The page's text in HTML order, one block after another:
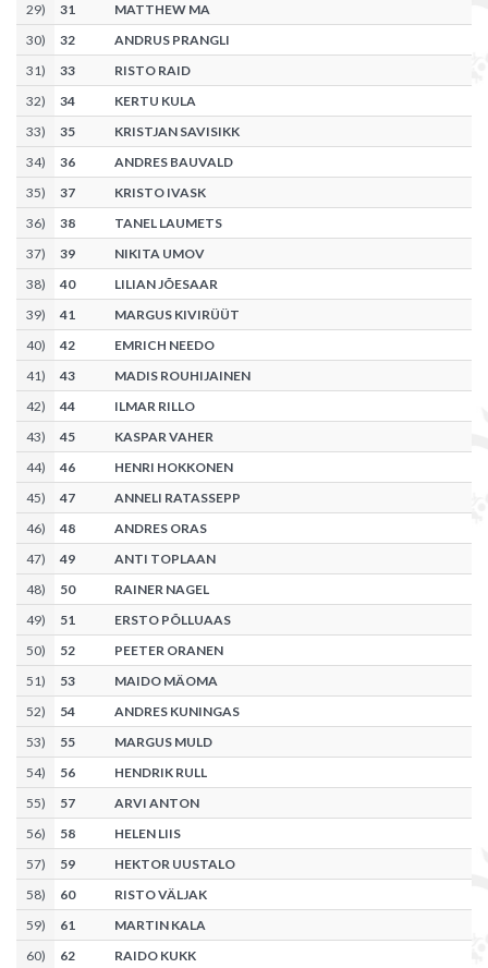
29) 31
MATTHEW MA
30) 32
ANDRUS PRANGLI
31) 33
RISTO RAID
32) 34
KERTU KULA
33) 35
KRISTJAN SAVISIKK
34) 36
ANDRES BAUVALD
35) 37
KRISTO IVASK
36) 38
TANEL LAUMETS
37) 39
NIKITA UMOV
38) 40
LILIAN JÕESAAR
39) 41
MARGUS KIVIRÜÜT
40) 42
EMRICH NEEDO
41) 43
MADIS ROUHIJAINEN
42) 44
ILMAR RILLO
43) 45
KASPAR VAHER
44) 46
HENRI HOKKONEN
45) 47
ANNELI RATASSEPP
46) 48
ANDRES ORAS
47) 49
ANTI TOPLAAN
48) 50
RAINER NAGEL
49) 51
ERSTO PÕLLUAAS
50) 52
PEETER ORANEN
51) 53
MAIDO MÄOMA
52) 54
ANDRES KUNINGAS
53) 55
MARGUS MULD
54) 56
HENDRIK RULL
55) 57
ARVI ANTON
56) 58
HELEN LIIS
57) 59
HEKTOR UUSTALO
58) 60
RISTO VÄLJAK
59) 61
MARTIN KALA
60) 62
RAIDO KUKK